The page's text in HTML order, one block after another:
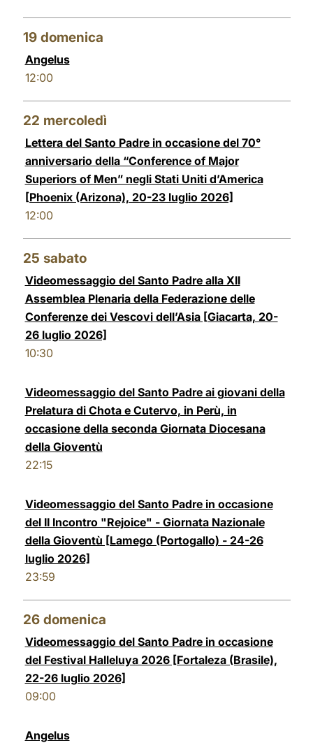
19 domenica
Angelus
12:00
22 mercoledì
Lettera del Santo Padre in occasione del 70°
anniversario della “Conference of Major
Superiors of Men” negli Stati Uniti d’America
[Phoenix (Arizona), 20-23 luglio 2026]
12:00
25 sabato
Videomessaggio del Santo Padre alla XII
Assemblea Plenaria della Federazione delle
Conferenze dei Vescovi dell’Asia [Giacarta, 20-
26 luglio 2026]
10:30
Videomessaggio del Santo Padre ai giovani della
Prelatura di Chota e Cutervo, in Perù, in
occasione della seconda Giornata Diocesana
della Gioventù
22:15
Videomessaggio del Santo Padre in occasione
del II Incontro "Rejoice" - Giornata Nazionale
della Gioventù [Lamego (Portogallo) - 24-26
luglio 2026]
23:59
26 domenica
Videomessaggio del Santo Padre in occasione
del Festival Halleluya 2026 [Fortaleza (Brasile),
22-26 luglio 2026]
09:00
Angelus